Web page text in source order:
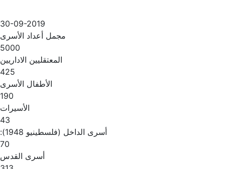
30-09-2019
مجمل أعداد الأسرى
5000
المعتقليين الاداريين
425
الأطفال الأسرى
190
الأسيرات
43
أسرى الداخل (فلسطينيو 1948):
70
أسرى القدس